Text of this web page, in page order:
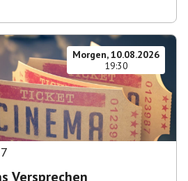
Morgen, 10.08.2026
19:30
Versprechen